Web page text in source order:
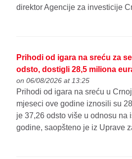
direktor Agencije za investicije
Prihodi od igara na sreću za
odsto, dostigli 28,5 miliona
on 06/08/2026 at 13:25
Prihodi od igara na sreću u
mjeseci ove godine iznosili su
je 37,26 odsto više u odnosu na
godine, saopšteno je iz Uprave